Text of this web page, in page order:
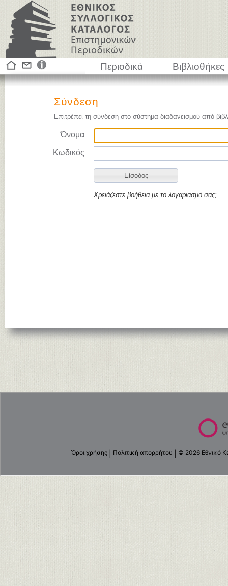
Περιοδικά Βιβλιοθήκες
Σύνδεση
Επιτρέπει τη σύνδεση στο σύστημα διαδανεισμού από
Όνομα
Κωδικός
Χρειάζεστε βοήθεια με το λογαριασμό σας;